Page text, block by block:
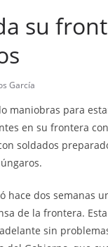
su
García
maniobras para
en su frontera
soldados
hace dos semanas
de la frontera.
sin